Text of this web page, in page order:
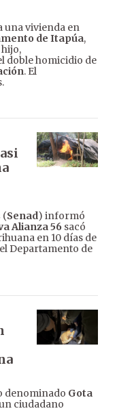
una vivienda en
de Itapúa,
doble homicidio de
. El
(Senad) informó
Alianza 56 sacó
en 10 días de
Departamento de
denominado Gota
ciudadano